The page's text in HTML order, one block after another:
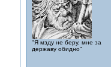
"Я мзду не беру, мне за
державу обидно"